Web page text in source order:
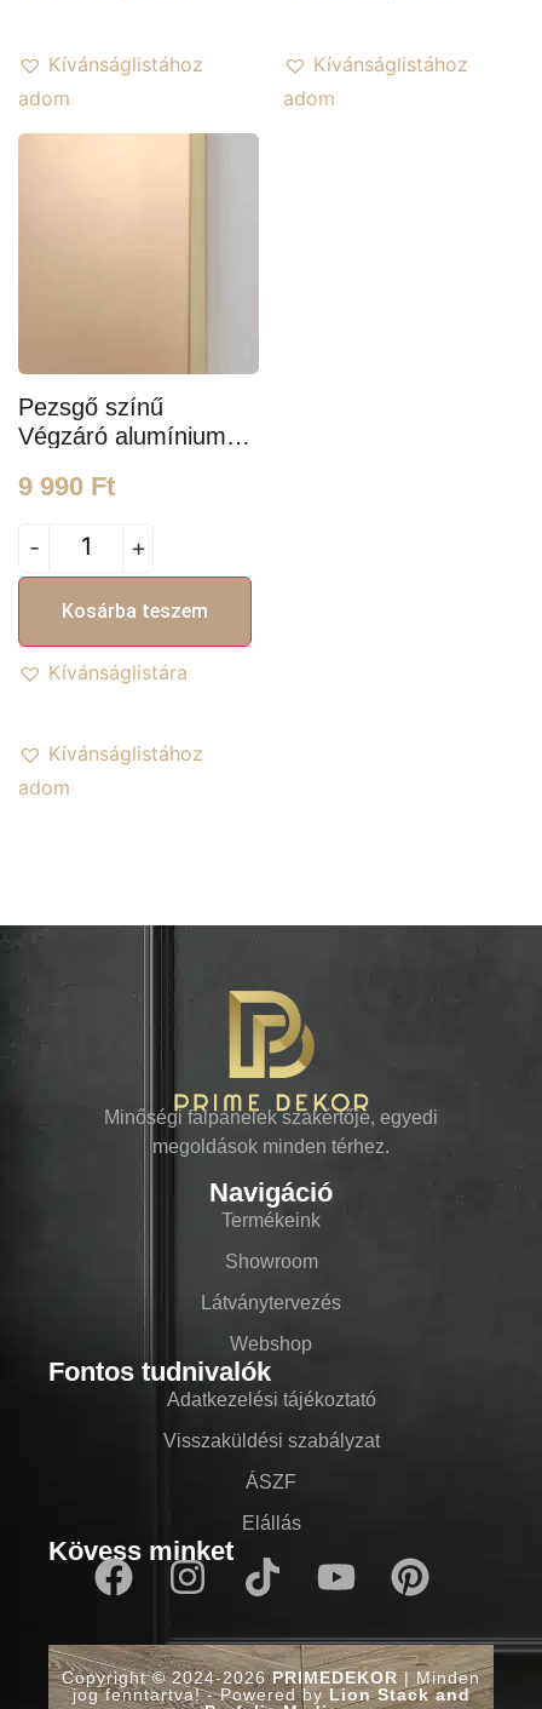
Kívánságlistához
adom
Kívánságlistához
adom
Pezsgő színű
Végzáró alumínium
5mm széles
9 990 Ft
- +
Kosárba teszem
Kívánságlistára
Kívánságlistához
adom
Minőségi falpanelek szakértője, egyedi
megoldások minden térhez.
Navigáció
Termékeink
Showroom
Látványtervezés
Webshop
Fontos tudnivalók
Adatkezelési tájékoztató
Visszaküldési szabályzat
ÁSZF
Elállás
Kövess minket
Copyright © 2024-2026PRIMEDEKOR | Minden
jog fenntartva! - Powered by Lion Stack and